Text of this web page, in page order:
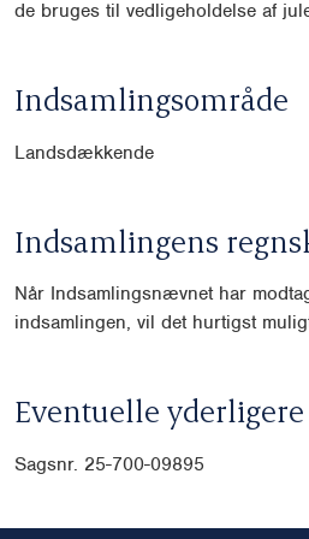
de bruges til vedligeholdelse af
Indsamlingsområde
Landsdækkende
Indsamlingens
Når Indsamlingsnævnet har
indsamlingen, vil det hurtigst
Eventuelle
Sagsnr. 25-700-09895